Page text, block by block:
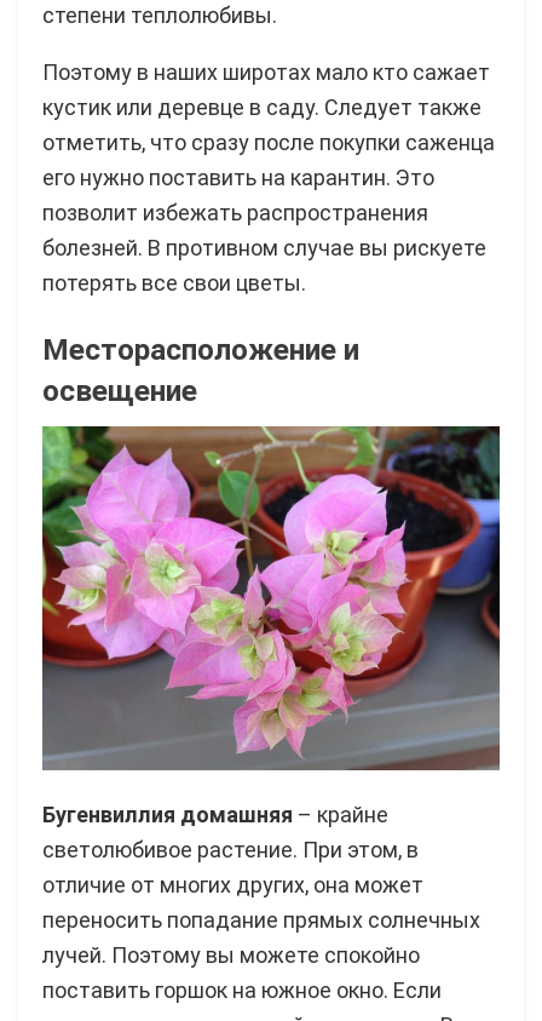
степени теплолюбивы.
Поэтому в наших широтах мало кто сажает
кустик или деревце в саду. Следует также
отметить, что сразу после покупки саженца
его нужно поставить на карантин. Это
позволит избежать распространения
болезней. В противном случае вы рискуете
потерять все свои цветы.
Месторасположение и
освещение
Бугенвиллия домашняя – крайне
светолюбивое растение. При этом, в
отличие от многих других, она может
переносить попадание прямых солнечных
лучей. Поэтому вы можете спокойно
поставить горшок на южное окно. Если